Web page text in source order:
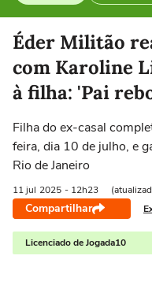
Selecione o time para
Éder Militão
com Karoline
à filha: 'Pai
Filha do ex-casal
feira, dia 10 de julho, e
Rio de Janeiro
11 jul 2025 - 12h23
Compartilhar
Licenciado de Jogada10